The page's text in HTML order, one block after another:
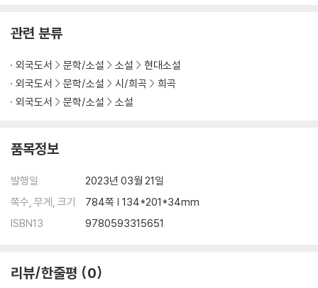
관련 분류
외국도서 문학/소설 소설
현대소설
외국도서
문학/소설 시/희곡
희곡
외국도서
문학/소설 소설
품목정보
발행일
2023년 03월 21일
쪽수, 무게, 크기
784쪽 | 134*201*34mm
ISBN13
9780593315651
리뷰/한줄평 0